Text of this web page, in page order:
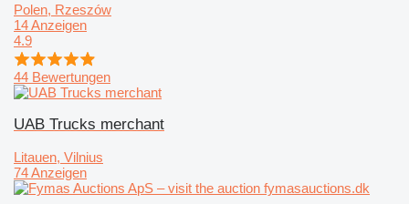
Polen, Rzeszów
14 Anzeigen
4.9
44 Bewertungen
UAB Trucks merchant
Litauen, Vilnius
74 Anzeigen